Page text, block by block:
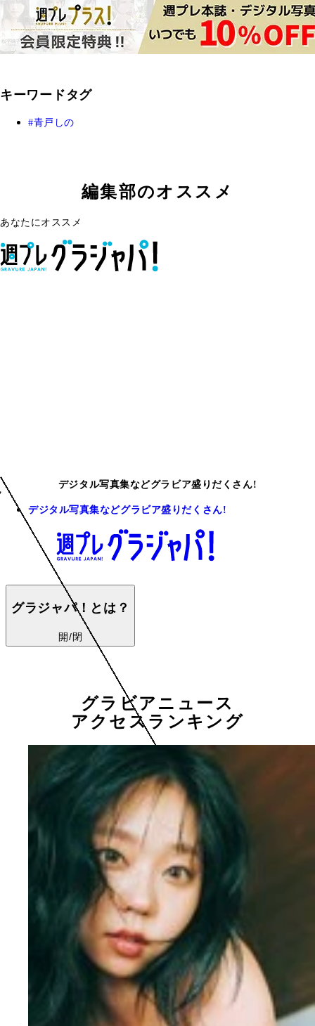
キーワードタグ
青戸しの
編集部のオススメ
あなたにオススメ
デジタル写真集などグラビア盛りだくさん!
デジタル写真集などグラビア盛りだくさん!
グラジャパ！とは？
開/閉
グラビアニュース
アクセスランキング